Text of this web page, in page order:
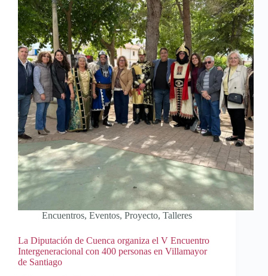
Encuentros, Eventos, Proyecto, Talleres
La Diputación de Cuenca organiza el V Encuentro
Intergeneracional con 400 personas en Villamayor
de Santiago